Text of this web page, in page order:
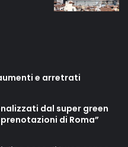
e arretrati
dal super green
di Roma”